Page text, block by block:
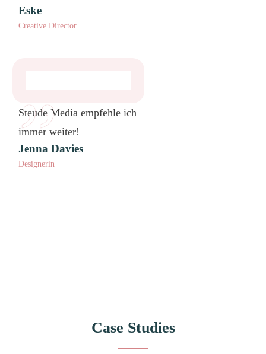
Eske
Creative Director
”
Steude Media empfehle ich
immer weiter!
Jenna Davies
Designerin
Case Studies